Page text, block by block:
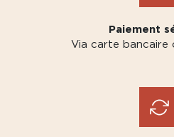
Paiement
Via carte bancaire